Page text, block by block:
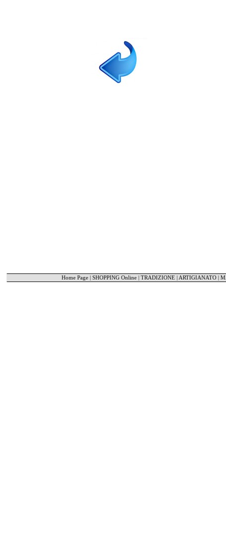
Home Page| SHOPPING Online| TRADIZIONE | ARTIGIANATO|